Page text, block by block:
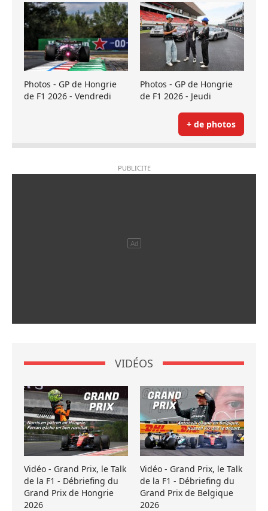
Photos - GP de Hongrie
de F1 2026 - Vendredi
Photos - GP de Hongrie
de F1 2026 - Jeudi
+ de photos
VIDÉOS
Vidéo - Grand Prix, le Talk
de la F1 - Débriefing du
Grand Prix de Hongrie
2026
Vidéo - Grand Prix, le Talk
de la F1 - Débriefing du
Grand Prix de Belgique
2026